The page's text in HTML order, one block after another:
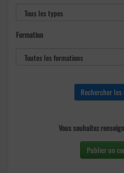
Formation
Vous souhaitez
Publier un